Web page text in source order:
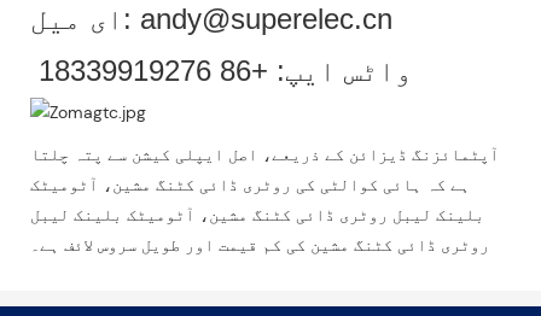
ای میل: andy@superelec.cn
آپٹمائزنگ ڈیزائن کے ذریعے، اصل ایپلی کیشن سے پتہ چلتا
ہے کہ ہائی کوالٹی کی روٹری ڈائی کٹنگ مشین، آٹومیٹک
بلینک لیبل روٹری ڈائی کٹنگ مشین، آٹومیٹک بلینک لیبل
روٹری ڈائی کٹنگ مشین کی کم قیمت اور طویل سروس لائف ہے۔